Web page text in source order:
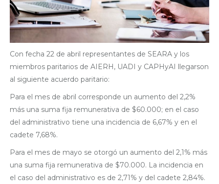
Con fecha 22 de abril representantes de SEARA y los
miembros paritarios de AIERH, UADI y CAPHyAI llegarson
al siguiente acuerdo paritario:
Para el mes de abril corresponde un aumento del 2,2%
más una suma fija remunerativa de $60.000; en el caso
del administrativo tiene una incidencia de 6,67% y en el
cadete 7,68%.
Para el mes de mayo se otorgó un aumento del 2,1% más
una suma fija remunerativa de $70.000. La incidencia en
el caso del administrativo es de 2,71% y del cadete 2,84%.